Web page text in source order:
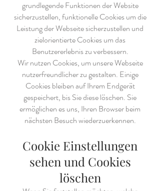
grundlegende Funktionen der Website
sicherzustellen, funktionelle Cookies um die
Leistung der Webseite sicherzustellen und
zielorientierte Cookies um das
Benutzererlebnis zu verbessern.
Wir nutzen Cookies, um unsere Webseite
nutzerfreundlicher zu gestalten. Einige
Cookies bleiben auf Ihrem Endgerät
gespeichert, bis Sie diese löschen. Sie
ermöglichen es uns, Ihren Browser beim
nächsten Besuch wiederzuerkennen.
Cookie Einstellungen
sehen und Cookies
löschen